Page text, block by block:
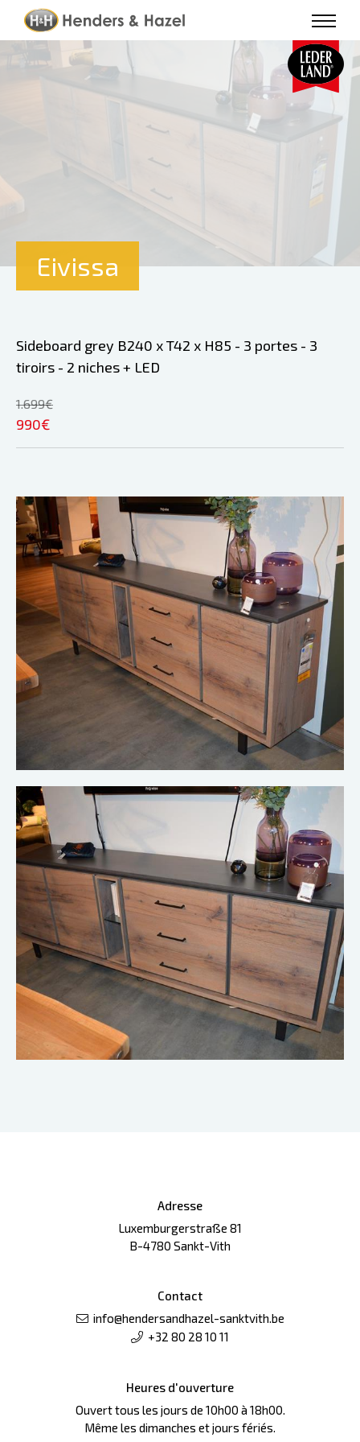
Eivissa
Sideboard grey B240 x T42 x H85 - 3 portes - 3
tiroirs - 2 niches + LED
1.699€
990€
Adresse
Luxemburgerstraße 81
B-4780 Sankt-Vith
Contact
info@hendersandhazel-sanktvith.be
+32 80 28 10 11
Heures d'ouverture
Ouvert tous les jours de 10h00 à 18h00.
Même les dimanches et jours fériés.